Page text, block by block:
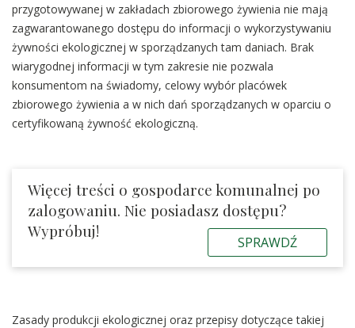
przygotowywanej w zakładach zbiorowego żywienia nie mają
zagwarantowanego dostępu do informacji o wykorzystywaniu
żywności ekologicznej w sporządzanych tam daniach. Brak
wiarygodnej informacji w tym zakresie nie pozwala
konsumentom na świadomy, celowy wybór placówek
zbiorowego żywienia a w nich dań sporządzanych w oparciu o
certyfikowaną żywność ekologiczną.
Więcej treści o gospodarce komunalnej po
zalogowaniu. Nie posiadasz dostępu?
Wypróbuj!
SPRAWDŹ
Zasady produkcji ekologicznej oraz przepisy dotyczące takiej